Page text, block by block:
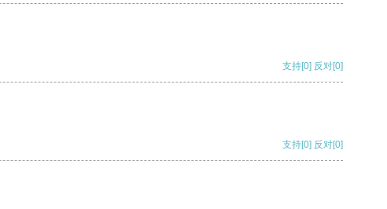
支持[0] 反对[0]
支持[0] 反对[0]